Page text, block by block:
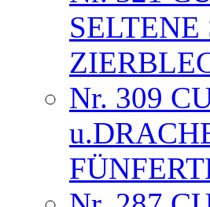
Nr. 309